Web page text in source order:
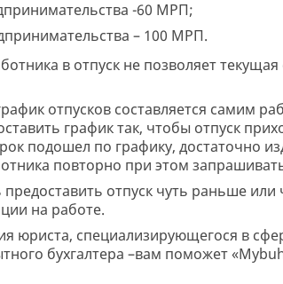
-60 МРП;
– 100 МРП.
в отпуск не позволяет
отпусков составляется самим
график так, чтобы отпуск
подошел по графику, достаточно
повторно при этом
предоставить отпуск чуть раньше
на работе.
юриста, специализирующегося в
бухгалтера –вам поможет